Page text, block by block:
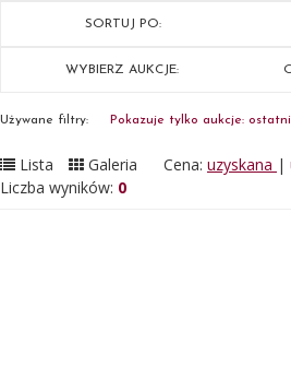
SORTUJ PO:
WYBIERZ AUKCJE:
Używane filtry: Pokazuje tylko aukcje:
Lista Galeria Cena: uzyskana |
Liczba wyników: 0